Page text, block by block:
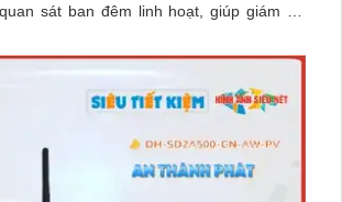
sát ban đêm linh hoạt, giúp giám sát